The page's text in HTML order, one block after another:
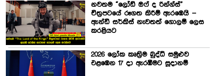
නවතම “ලෝඩ් ඔෆ් ද රින්ග්ස්”
චිත්‍රපටයේ රූගත කිරීම් ඇරඹෙයි –
ඇන්ඩි සර්කිස් නැවතත් ගොලම් ලෙස
කරළියට
2026 ලෝක කෘත්‍රිම බුද්ධි සමුළුව
එළඹෙන 17 දා ඇරඹීමට සූදානම්